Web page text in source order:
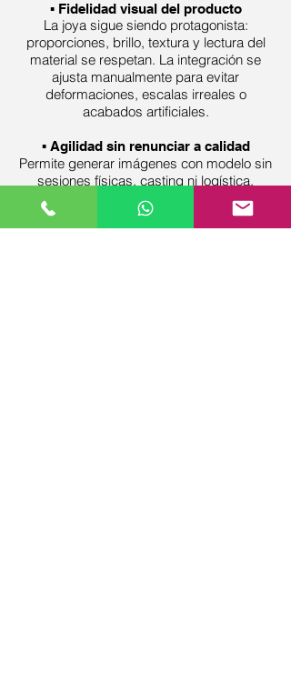
▪️ Fidelidad visual del producto
La joya sigue siendo protagonista:
proporciones, brillo, textura y lectura del
material se respetan. La integración se
ajusta manualmente para evitar
deformaciones, escalas irreales o
acabados artificiales.
▪️ Agilidad sin renunciar a calidad
Permite generar imágenes con modelo sin
sesiones físicas, casting ni logística,
reduciendo tiempos de producción sin
sacrificar criterio ni acabado profesional.